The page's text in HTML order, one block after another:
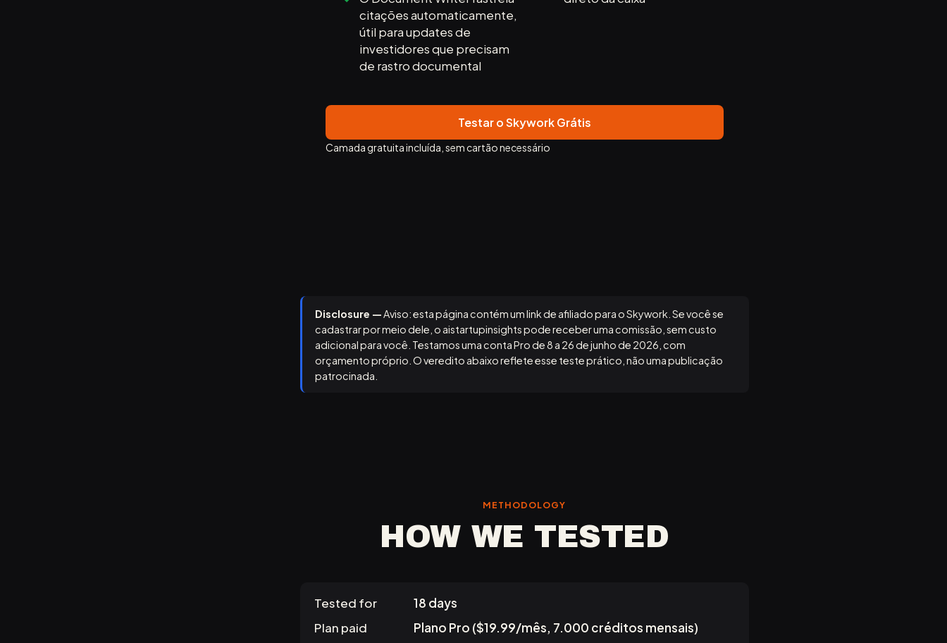
citações automaticamente,
útil para updates de
investidores que precisam
de rastro documental
Testar o Skywork Grátis
Camada gratuita incluída, sem cartão necessário
Disclosure —Aviso: esta página contém um link de afiliado para o Skywork. Se você se
cadastrar por meio dele, o aistartupinsights pode receber uma comissão, sem custo
adicional para você. Testamos uma conta Pro de 8 a 26 de junho de 2026, com
orçamento próprio. O veredito abaixo reflete esse teste prático, não uma publicação
patrocinada.
METHODOLOGY
HOW WE TESTED
Tested for
18 days
Plan paid
Plano Pro ($19.99/mês, 7.000 créditos mensais)